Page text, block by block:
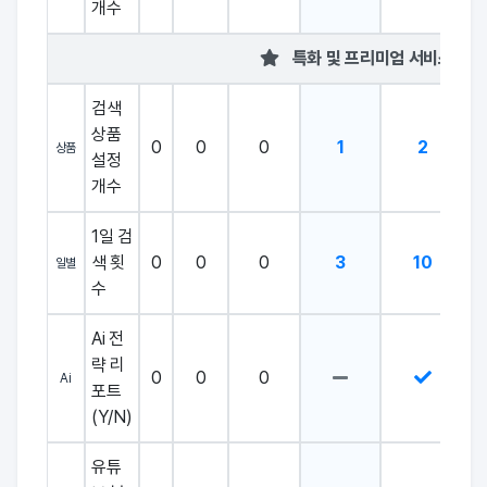
개수
특화 및 프리미엄 서비스
상품
검색
상품
설정
개수
0 0 0 1 2
일별
1일 검
색 횟
수
0 0 0 3 10
Ai
Ai 전
략 리
포트
(Y/N)
0 0 0
유튜